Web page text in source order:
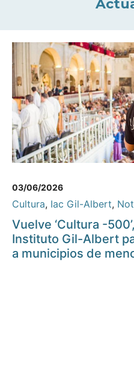
03/06/2026
Cultura, Iac Gil-Albert,
Vuelve ‘Cultura -
Instituto Gil-Albert
a municipios de